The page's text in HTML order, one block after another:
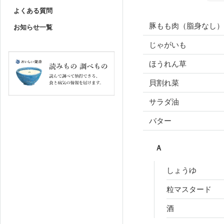
よくある質問
お知らせ一覧
豚もも肉（脂身なし）
じゃがいも
ほうれん草
貝割れ菜
サラダ油
バター
Ａ
しょうゆ
粒マスタード
酒